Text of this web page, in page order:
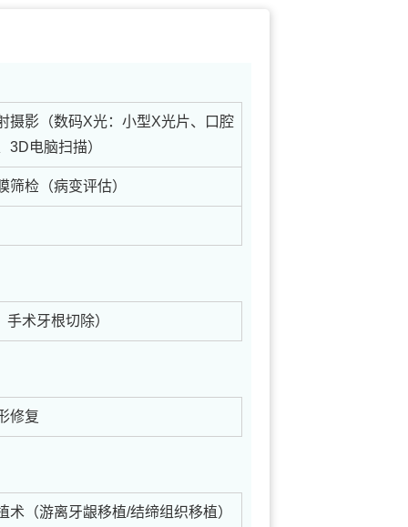
摄影（数码X光：小型X光片、口腔
3D电脑扫描）
筛检（病变评估）
术牙根切除）
修复
术（游离牙龈移植/结缔组织移植）